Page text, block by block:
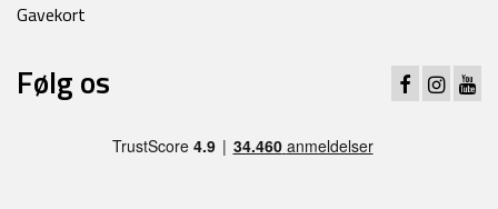
Gavekort
Følg os